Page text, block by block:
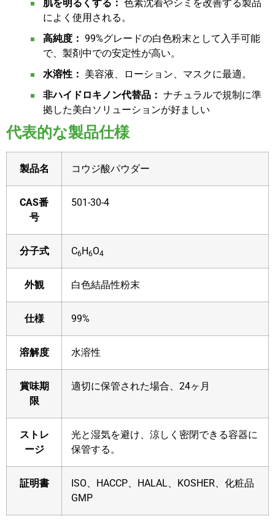
肌を明るくする： 色素沈着やシミを改善する製品
によく使用される。
高純度： 99%グレードの白色粉末として入手可能
で、製剤中での安定性が高い。
水溶性： 美容液、ローション、マスクに最適。
非ハイドロキノン代替品： ナチュラルで規制に準
拠した美白ソリューションが好ましい
代表的な製品仕様
製品名 コウジ酸パウダー
CAS番
号
501-30-4
分子式 C6H6O4
外観 白色結晶性粉末
仕様 99%
溶解度 水溶性
賞味期
限
適切に保管された場合、24ヶ月
ストレ
ージ
光と湿気を避け、涼しく密閉できる容器に
保管する。
証明書
ISO、HACCP、HALAL、KOSHER、化粧品
GMP